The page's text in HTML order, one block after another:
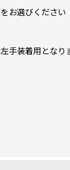
お選びください
手装着用となり